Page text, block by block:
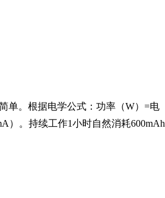
单。根据电学公式：功率（W）=电
）。持续工作1小时自然消耗600mAh